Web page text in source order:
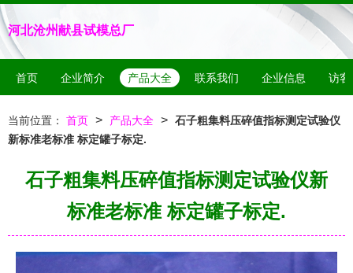
河北沧州献县试模总厂
首页 企业简介 产品大全 联系我们 企业信息 访客
当前位置： 首页 > 产品大全 > 石子粗集料压碎值指标测定试验仪
新标准老标准 标定罐子标定.
石子粗集料压碎值指标测定试验仪新
标准老标准 标定罐子标定.